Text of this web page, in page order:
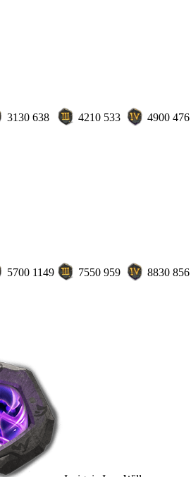
3130 638 4210 533 4900 476
5700 1149 7550 959 8830 856